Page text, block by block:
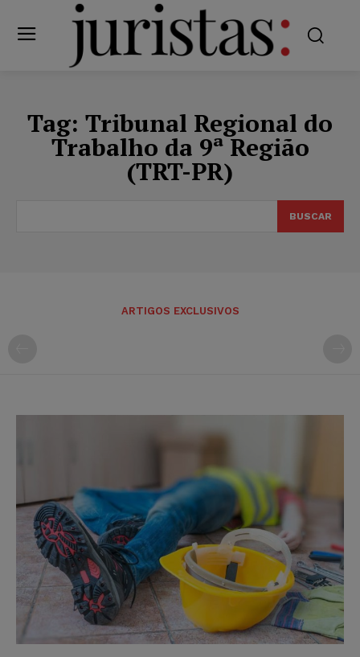
Tag: Tribunal Regional do
Trabalho da 9ª Região
(TRT-PR)
BUSCAR
ARTIGOS EXCLUSIVOS